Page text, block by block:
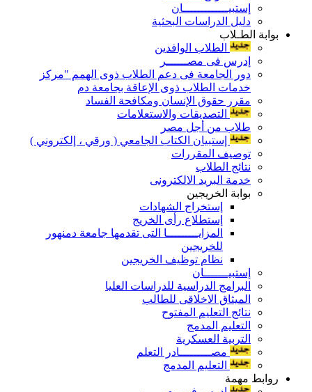
إستبيـــــــــــــان
دليل الدراسات البحثية
بوابة الطـلاب
الطلاب الوافدين
إدرس فى مصــــــر
دور الجامعة فى دعم الطلاب ذوى الهمم "مركز
خدمات الطلاب ذوى الإعاقة بجامعة دم
مقرر حقوق الإنسان ومكافحة الفساد
التصديقات والاستعلامات
طلاب من أجل مصر
إستبيان الكتاب الجامعي ( ورقي ، إلكتروني )
توصيف المقررات
نتائج الطلاب
خدمة البريد الالكترونى
بوابة الخريجين
إستخراج الشهادات
إستطلاع رأى الخريج
المزايـــــــــا التى تقدمها جامعة دمنهور
للخريجين
نظام توظيف الخريجين
إستبيـــــــان
البرامج الدراسية للدراسات العليا
الميثاق الاخلاقى للطالب
نتائج التعليم المفتوح
التعليم المدمج
التربية العسكرية
مصـــــــــادر التعلم
التعليم المدمج
روابط مهمة